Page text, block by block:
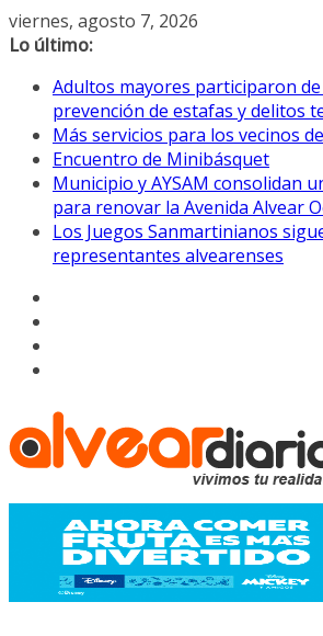
Saltar
al
viernes, agosto 7, 2026
Lo último:
Adultos mayores participaron
prevención de estafas y delitos
Más servicios para los vecinos
Encuentro de Minibásquet
Municipio y AYSAM consolidan
para renovar la Avenida Alvear
Los Juegos Sanmartinianos
representantes alvearenses